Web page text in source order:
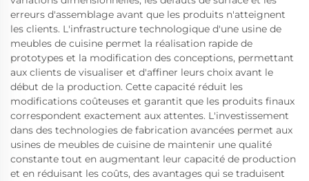
erreurs d'assemblage avant que les produits n'atteignent
les clients. L'infrastructure technologique d'une usine de
meubles de cuisine permet la réalisation rapide de
prototypes et la modification des conceptions, permettant
aux clients de visualiser et d'affiner leurs choix avant le
début de la production. Cette capacité réduit les
modifications coûteuses et garantit que les produits finaux
correspondent exactement aux attentes. L'investissement
dans des technologies de fabrication avancées permet aux
usines de meubles de cuisine de maintenir une qualité
constante tout en augmentant leur capacité de production
et en réduisant les coûts, des avantages qui se traduisent